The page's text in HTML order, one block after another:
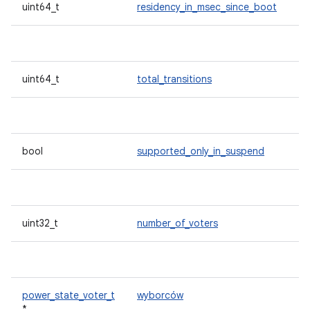
uint64_t residency_in_msec_since_boot
uint64_t total_transitions
bool supported_only_in_suspend
uint32_t number_of_voters
power_state_voter_t
*
wyborców